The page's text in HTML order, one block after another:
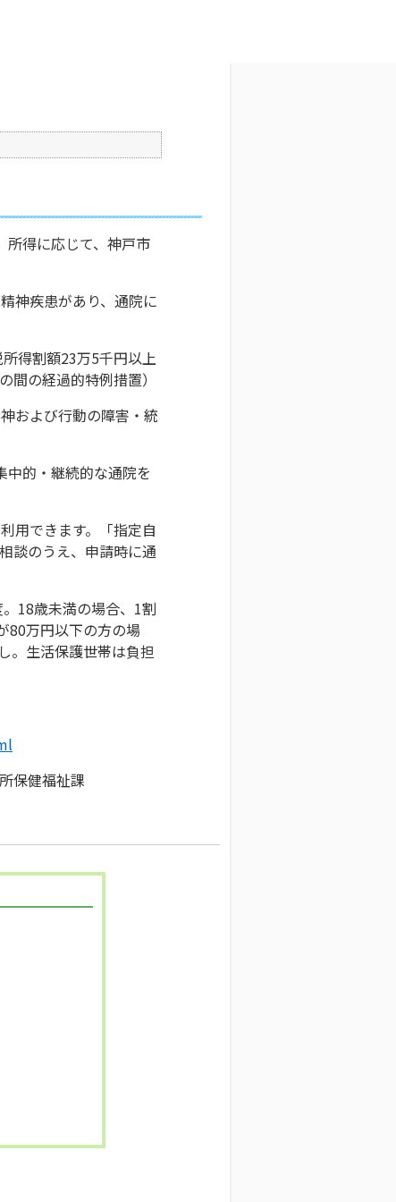
得に応じて、神戸市
神疾患があり、通院に
得割額23万5千円以上
の経過的特例措置）
および行動の障害・統
中的・継続的な通院を
用できます。「指定自
談のうえ、申請時に通
18歳未満の場合、1割
80万円以下の方の場
。生活保護世帯は負担
保健福祉課